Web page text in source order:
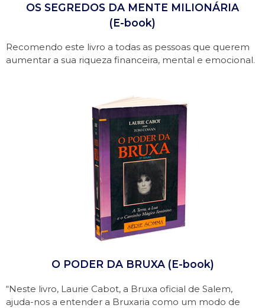
OS SEGREDOS DA MENTE MILIONÁRIA
(E-book)
Recomendo este livro a todas as pessoas que querem
aumentar a sua riqueza financeira, mental e emocional.
O PODER DA BRUXA (E-book)
“Neste livro, Laurie Cabot, a Bruxa oficial de Salem,
ajuda-nos a entender a Bruxaria como um modo de